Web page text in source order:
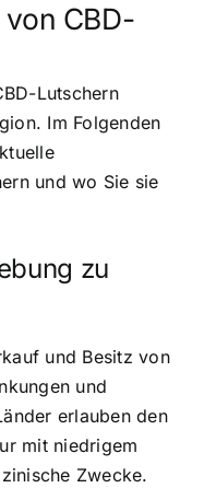
CBD-
Lutschern
Im Folgenden
und wo Sie sie
zu
und Besitz von
und
erlauben den
mit niedrigem
Zwecke.